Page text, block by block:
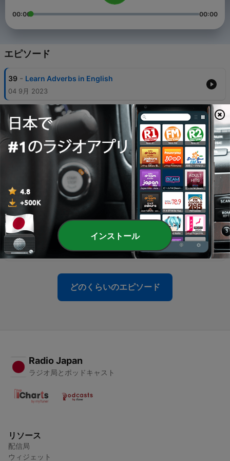
00:00 00:00
エピソード
39 - Learn Adverbs in English
04 9月 2023
PART 2: LEARN ENGLISH WITH THE OFFICE|
DRIELLE PAETZNICK
15 1月 2023
37 -
LEARN ENGLISH WITH THE OFFICE| DRIELLE
PAETZNICK
36 - Analizando uma entrevista com Taylor Swift, parte
3 | Drielle Paetznick
35 - Aprendendo Inglês com Taylor Swift, parte 2 |
Drielle Paetznick
09 12月 2022
どのくらいのエピソード
Radio Japan
ラジオ局とポッドキャスト
リソース
配信局
ウィジェット
インストール